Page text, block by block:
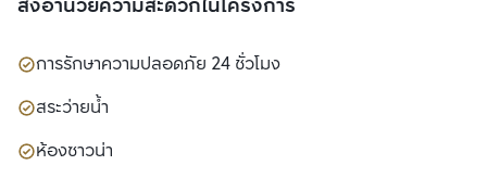
การรักษาความปลอดภัย 24 ชั่วโมง
สระว่ายน้ำ
ห้องซาวน่า